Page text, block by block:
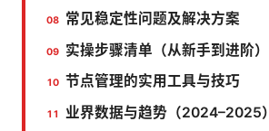
常见稳定性问题及解决方案
实操步骤清单（从新手到进阶）
节点管理的实用工具与技巧
业界数据与趋势（2024–2025）